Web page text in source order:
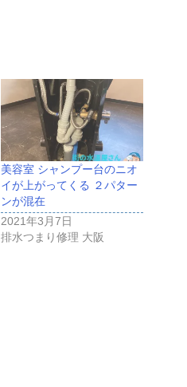
美容室 シャンプー台のニオ
イが上がってくる ２パター
ンが混在
2021年3月7日
排水つまり修理 大阪